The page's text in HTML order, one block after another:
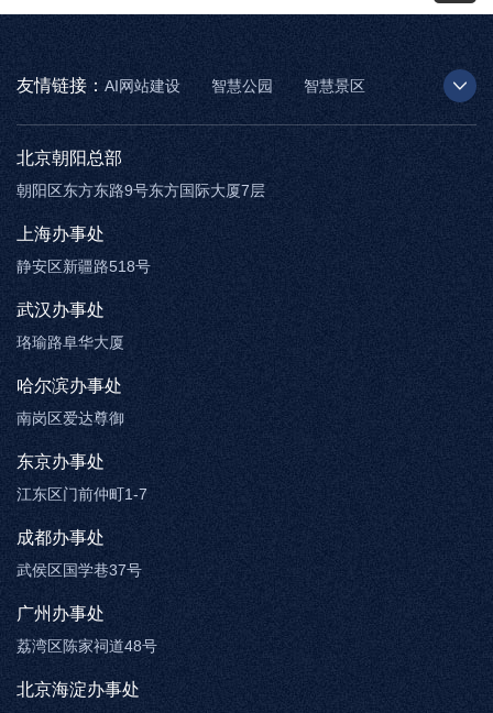
友情链接： AI网站建设 智慧公园
智慧景区
AR太极
智慧博物馆 智能步道
北京朝阳总部
朝阳区东方东路9号东方国际大厦7层
上海办事处
静安区新疆路518号
武汉办事处
珞瑜路阜华大厦
哈尔滨办事处
南岗区爱达尊御
东京办事处
江东区门前仲町1-7
成都办事处
武侯区国学巷37号
广州办事处
荔湾区陈家祠道48号
北京海淀办事处